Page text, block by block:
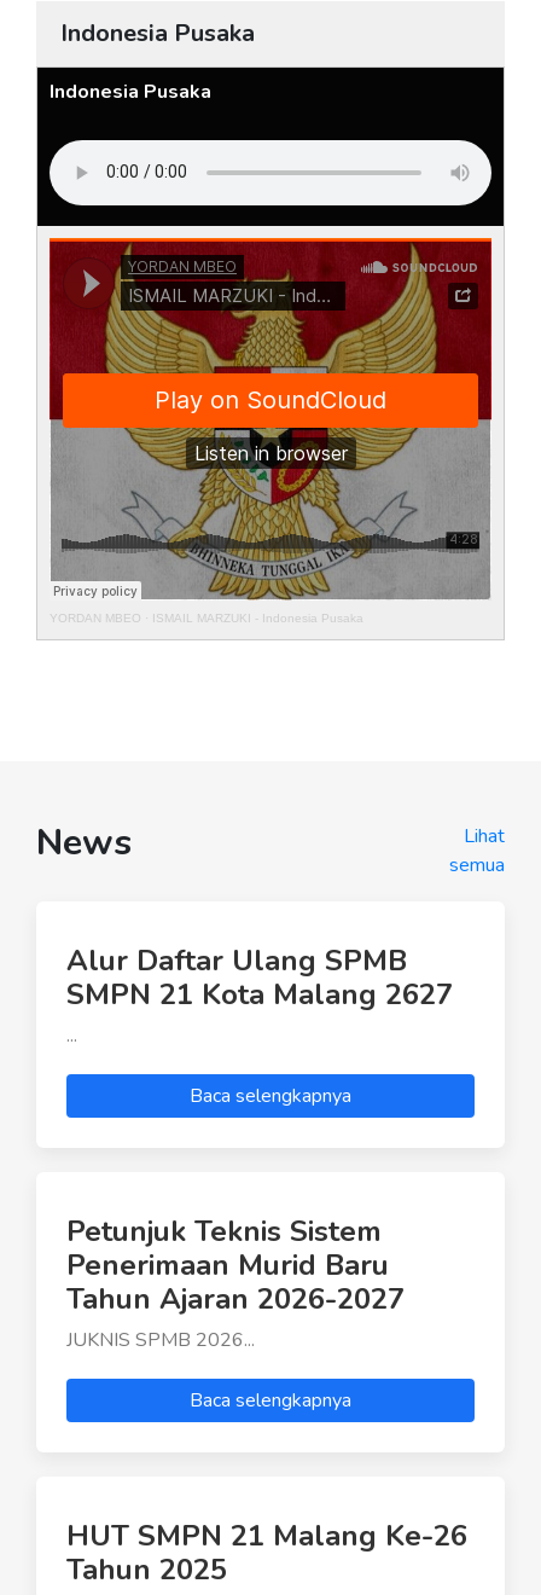
Indonesia Pusaka
Indonesia Pusaka
YORDAN MBEO · ISMAIL MARZUKI - Indonesia Pusaka
News
Lihat
semua
Alur Daftar Ulang SPMB
SMPN 21 Kota Malang 2627
...
Baca selengkapnya
Petunjuk Teknis Sistem
Penerimaan Murid Baru
Tahun Ajaran 2026-2027
JUKNIS SPMB 2026...
Baca selengkapnya
HUT SMPN 21 Malang Ke-26
Tahun 2025